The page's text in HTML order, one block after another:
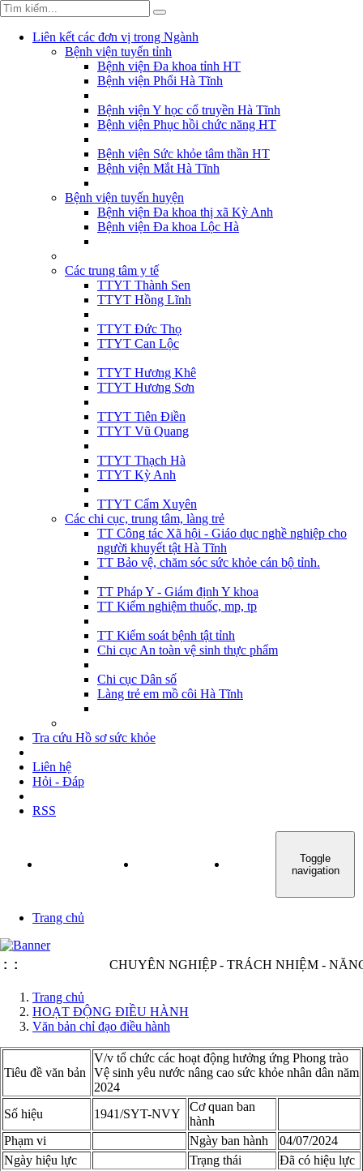
Liên kết các đơn vị trong Ngành
Bệnh viện tuyến tỉnh
Bệnh viện Đa khoa tỉnh HT
Bệnh viện Phổi Hà Tĩnh
Bệnh viện Y học cổ truyền Hà Tĩnh
Bệnh viện Phục hồi chức năng HT
Bệnh viện Sức khỏe tâm thần HT
Bệnh viện Mắt Hà Tĩnh
Bệnh viện tuyến huyện
Bệnh viện Đa khoa thị xã Kỳ Anh
Bệnh viện Đa khoa Lộc Hà
Các trung tâm y tế
TTYT Thành Sen
TTYT Hồng Lĩnh
TTYT Đức Thọ
TTYT Can Lộc
TTYT Hương Khê
TTYT Hương Sơn
TTYT Tiên Điền
TTYT Vũ Quang
TTYT Thạch Hà
TTYT Kỳ Anh
TTYT Cẩm Xuyên
Các chi cục, trung tâm, làng trẻ
TT Công tác Xã hội - Giáo dục nghề nghiệp cho
người khuyết tật Hà Tĩnh
TT Bảo vệ, chăm sóc sức khỏe cán bộ tỉnh.
TT Pháp Y - Giám định Y khoa
TT Kiểm nghiệm thuốc, mp, tp
TT Kiểm soát bệnh tật tỉnh
Chi cục An toàn vệ sinh thực phẩm
Chi cục Dân số
Làng trẻ em mồ côi Hà Tĩnh
Tra cứu Hồ sơ sức khỏe
Liên hệ
Hỏi - Đáp
RSS
TIN TỨC - SỰ KIỆN
Toggle
navigation
Trang chủ
: : CHUYÊN NGHIỆP - TRÁCH NHIỆM - NĂNG
Trang chủ
HOẠT ĐỘNG ĐIỀU HÀNH
Văn bản chỉ đạo điều hành
Tiêu đề văn bản
V/v tổ chức các hoạt động hưởng ứng Phong trào
Vệ sinh yêu nước nâng cao sức khỏe nhân dân năm
2024
Số hiệu
1941/SYT-NVY
Cơ quan ban
hành
Phạm vi
Ngày ban hành
04/07/2024
Ngày hiệu lực
Trạng thái
Đã có hiệu lực